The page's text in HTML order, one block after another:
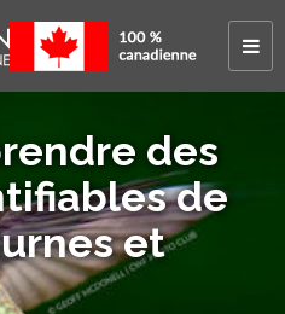
des
de
et